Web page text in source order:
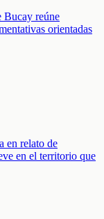
Bucay reúne
orientadas
en relato de
en el territorio que